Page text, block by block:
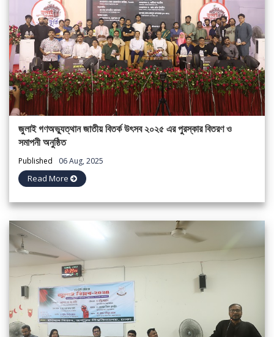
জুলাই গণঅভ্যুত্থান জাতীয় বিতর্ক উৎসব ২০২৫ এর পুরস্কার বিতরণ ও
সমাপনী অনুষ্ঠিত
Published 06 Aug, 2025
Read More